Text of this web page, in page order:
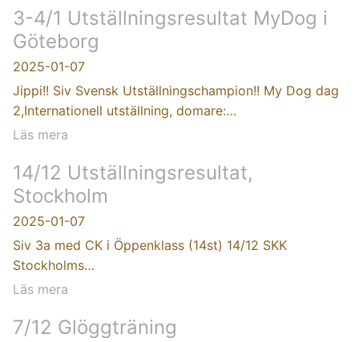
3-4/1 Utställningsresultat MyDog i
Göteborg
2025-01-07
Jippi!! Siv Svensk Utställningschampion!! My Dog dag
2,Internationell utställning, domare:…
Läs mera
14/12 Utställningsresultat,
Stockholm
2025-01-07
Siv 3a med CK i Öppenklass (14st) 14/12 SKK
Stockholms…
Läs mera
7/12 Glöggträning